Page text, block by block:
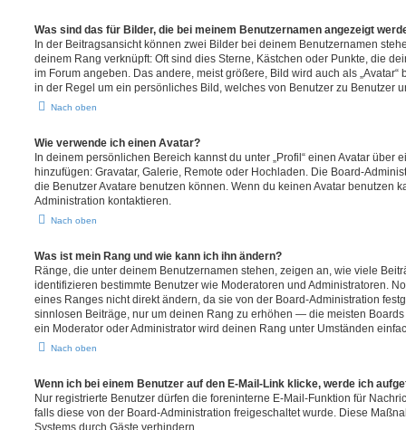
Was sind das für Bilder, die bei meinem Benutzernamen angezeigt
In der Beitragsansicht können zwei Bilder bei deinem Benutzernamen
deinem Rang verknüpft: Oft sind dies Sterne, Kästchen oder Punkte, die
im Forum angeben. Das andere, meist größere, Bild wird auch als
in der Regel um ein persönliches Bild, welches von Benutzer zu Benutzer
Nach oben
Wie verwende ich einen Avatar?
In deinem persönlichen Bereich kannst du unter „Profil“ einen Avatar über
hinzufügen: Gravatar, Galerie, Remote oder Hochladen. Die Board-
die Benutzer Avatare benutzen können. Wenn du keinen Avatar benutzen
Administration kontaktieren.
Nach oben
Was ist mein Rang und wie kann ich ihn ändern?
Ränge, die unter deinem Benutzernamen stehen, zeigen an, wie viele
identifizieren bestimmte Benutzer wie Moderatoren und Administratoren.
eines Ranges nicht direkt ändern, da sie von der Board-Administration
sinnlosen Beiträge, nur um deinen Rang zu erhöhen — die meisten
ein Moderator oder Administrator wird deinen Rang unter Umständen
Nach oben
Wenn ich bei einem Benutzer auf den E-Mail-Link klicke, werde ich
Nur registrierte Benutzer dürfen die foreninterne E-Mail-Funktion für
falls diese von der Board-Administration freigeschaltet wurde. Diese
Systems durch Gäste verhindern.